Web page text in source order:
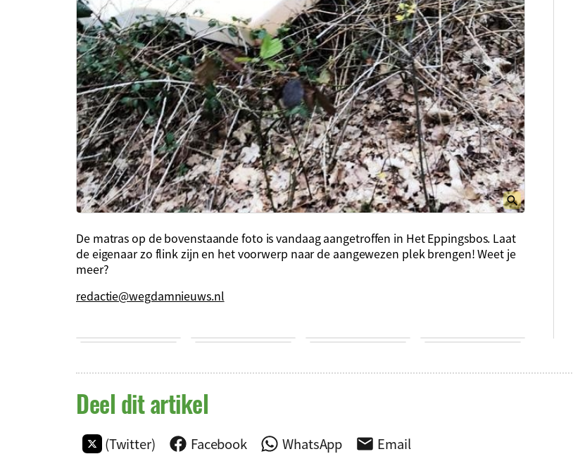
De matras op de bovenstaande foto is vandaag aangetroffen in Het Eppingsbos. Laat
de eigenaar zo flink zijn en het voorwerp naar de aangewezen plek brengen! Weet je
meer?
redactie@wegdamnieuws.nl
Deel dit artikel
(Twitter) Facebook WhatsApp Email